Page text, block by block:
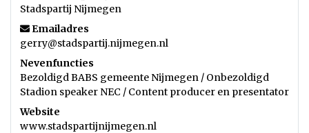
Stadspartij Nijmegen
Emailadres
gerry@stadspartij.nijmegen.nl
Nevenfuncties
Bezoldigd BABS gemeente Nijmegen / Onbezoldigd
Stadion speaker NEC / Content producer en presentator
Website
www.stadspartijnijmegen.nl